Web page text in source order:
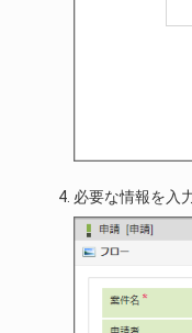
必要な情報を入